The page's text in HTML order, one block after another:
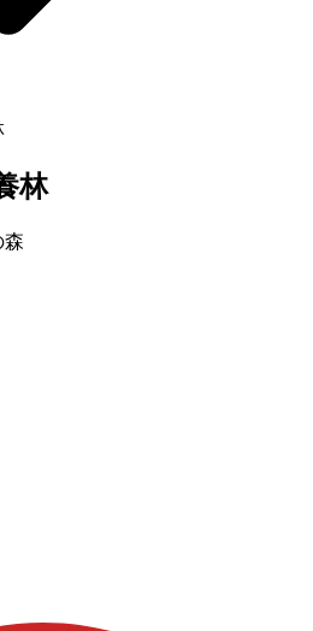
林
森